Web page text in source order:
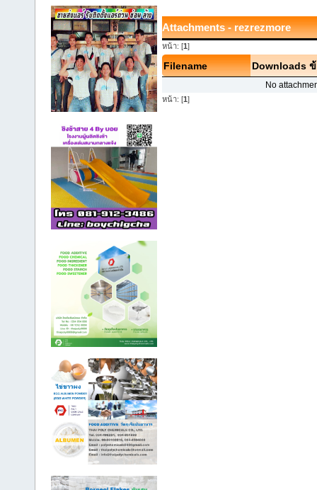
Attachments - rezrezmore
หน้า: [1 ]
Filename Downloads
No
หน้า: [1]